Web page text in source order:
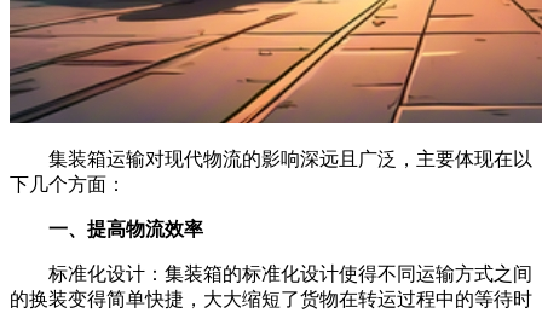
集装箱运输对现代物流的影响深远且广泛，主要体现在以
下几个方面：
一、提高物流效率
标准化设计：集装箱的标准化设计使得不同运输方式之间
的换装变得简单快捷，大大缩短了货物在转运过程中的等待时